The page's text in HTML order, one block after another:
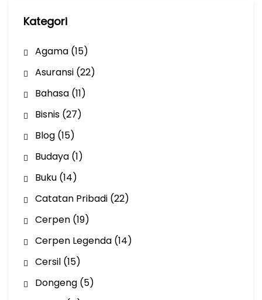
Kategori
Agama(15)
Asuransi(22)
Bahasa(11)
Bisnis(27)
Blog(15)
Budaya(1)
Buku(14)
Catatan Pribadi(22)
Cerpen(19)
Cerpen Legenda(14)
Cersil(15)
Dongeng(5)